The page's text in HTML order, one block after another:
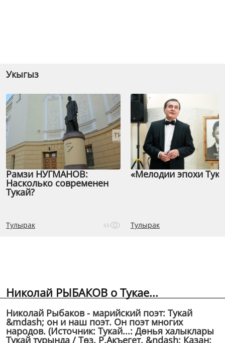
Укыгыз
Рамзи НУГМАНОВ:
Насколько современен
Тукай?
Тулырак 65
«Мелодии эпохи
Тулырак
Николай РЫБАКОВ о Тукае...
Николай Рыбаков - марийский поэт: Тукай
&mdash; он и наш поэт. Он поэт многих
народов. (Источник: Тукай...: Дөнья халыклары
Тукай турында / Төз. Р.Акъегет. &ndash; Казан: